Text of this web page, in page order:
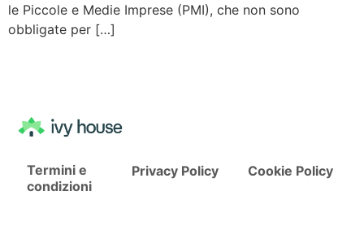
le Piccole e Medie Imprese (PMI), che non sono
obbligate per […]
Termini e
condizioni
Privacy Policy Cookie Policy